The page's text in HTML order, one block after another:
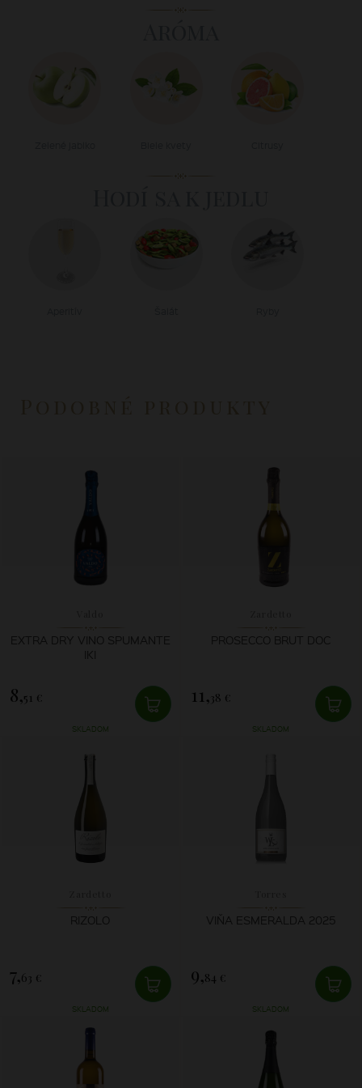
EXTRA DRY VINO SPUMANTE
IKI
8,51 €
SKLADOM
PROSECCO BRUT DOC
11, 38 €
SKLADOM
RIZOLO
7,63 €
SKLADOM
VIŇA ESMERALDA 2025
9,84 €
SKLADOM